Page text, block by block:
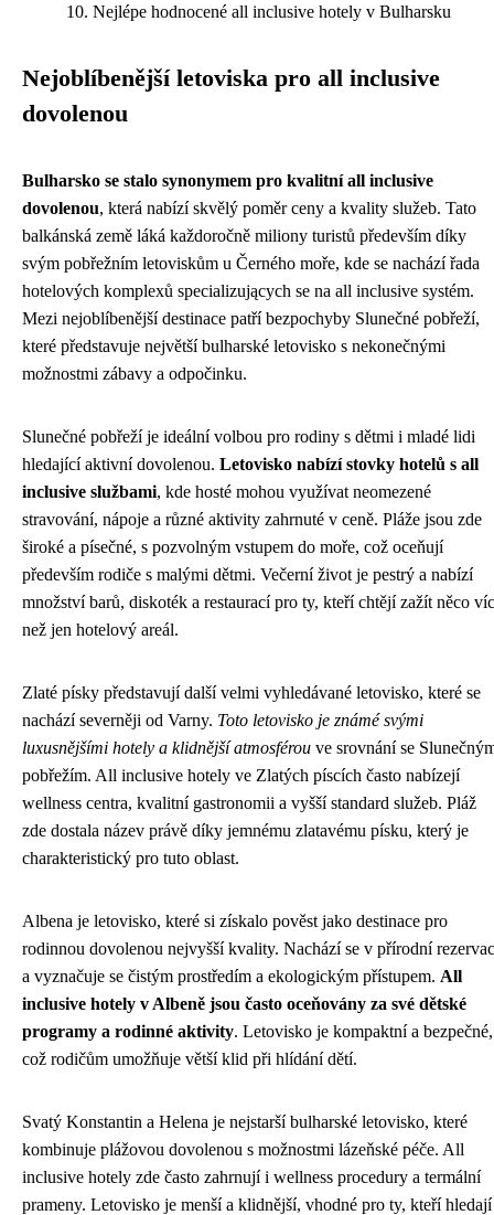
Nejlépe hodnocené all inclusive hotely v Bulharsku
Nejoblíbenější letoviska pro all inclusive
dovolenou
Bulharsko se stalo synonymem pro kvalitní all inclusive
dovolenou, která nabízí skvělý poměr ceny a kvality služeb. Tato
balkánská země láká každoročně miliony turistů především díky
svým pobřežním letoviskům u Černého moře, kde se nachází řada
hotelových komplexů specializujących se na all inclusive systém.
Mezi nejoblíbenější destinace patří bezpochyby Slunečné pobřeží,
které představuje největší bulharské letovisko s nekonečnými
možnostmi zábavy a odpočinku.
Slunečné pobřeží je ideální volbou pro rodiny s dětmi i mladé lidi
hledající aktivní dovolenou. Letovisko nabízí stovky hotelů s all
inclusive službami, kde hosté mohou využívat neomezené
stravování, nápoje a různé aktivity zahrnuté v ceně. Pláže jsou zde
široké a písečné, s pozvolným vstupem do moře, což oceňují
především rodiče s malými dětmi. Večerní život je pestrý a nabízí
množství barů, diskoték a restaurací pro ty, kteří chtějí zažít něco víc
než jen hotelový areál.
Zlaté písky představují další velmi vyhledávané letovisko, které se
nachází severněji od Varny. Toto letovisko je známé svými
luxusnějšími hotely a klidnější atmosférou ve srovnání se
pobřežím. All inclusive hotely ve Zlatých píscích často nabízejí
wellness centra, kvalitní gastronomii a vyšší standard služeb. Pláž
zde dostala název právě díky jemnému zlatavému písku, který je
charakteristický pro tuto oblast.
Albena je letovisko, které si získalo pověst jako destinace pro
rodinnou dovolenou nejvyšší kvality. Nachází se v přírodní
a vyznačuje se čistým prostředím a ekologickým přístupem. All
inclusive hotely v Albeně jsou často oceňovány za své dětské
programy a rodinné aktivity. Letovisko je kompaktní a bezpečné,
což rodičům umožňuje větší klid při hlídání dětí.
Svatý Konstantin a Helena je nejstarší bulharské letovisko, které
kombinuje plážovou dovolenou s možnostmi lázeňské péče. All
inclusive hotely zde často zahrnují i wellness procedury a termální
prameny. Letovisko je menší a klidnější, vhodné pro ty, kteří hledají